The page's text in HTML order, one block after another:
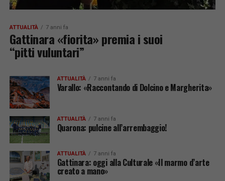
ATTUALITÀ 7 anni fa
Gattinara «fiorita» premia i suoi
“pitti vuluntari”
ATTUALITÀ 7 anni fa
Varallo: «Raccontando di Dolcino e Margherita»
ATTUALITÀ 7 anni fa
Quarona: pulcine all’arrembaggio!
ATTUALITÀ 7 anni fa
Gattinara: oggi alla Culturale «Il marmo d’arte
creato a mano»